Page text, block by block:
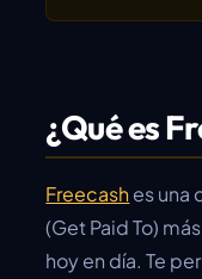
¿Qué es
Freecashes una
(Get Paid To)
hoy en día. Te